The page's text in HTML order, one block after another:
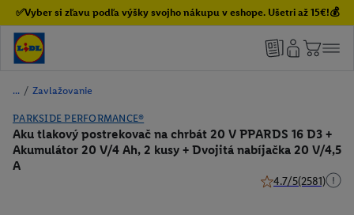
✅Vyber si zľavu podľa výšky svojho nákupu v eshope. Ušetri až 15€!💰
/ Zavlažovanie
PARKSIDE PERFORMANCE®
Aku tlakový postrekovač na chrbát 20 V PPARDS 16 D3 +
Akumulátor 20 V/4 Ah, 2 kusy + Dvojitá nabíjačka 20 V/4,5
A
4.7/5(2581)